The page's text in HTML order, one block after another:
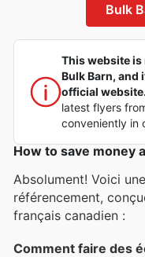
Bulk
This website
Bulk Barn, and
official website.
latest flyers
conveniently in
How to save money
Absolument! Voici
référencement,
français canadien :
Comment faire des